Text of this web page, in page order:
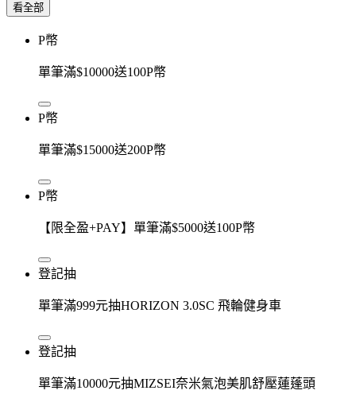
看全部
P幣
單筆滿$10000送100P幣
P幣
單筆滿$15000送200P幣
P幣
【限全盈+PAY】單筆滿$5000送100P幣
登記抽
單筆滿999元抽HORIZON 3.0SC 飛輪健身車
登記抽
單筆滿10000元抽MIZSEI奈米氣泡美肌舒壓蓮蓬頭